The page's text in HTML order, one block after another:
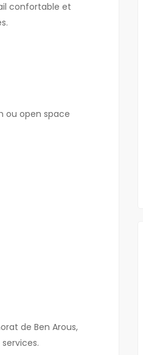
confortable et
ou open space
de Ben Arous,